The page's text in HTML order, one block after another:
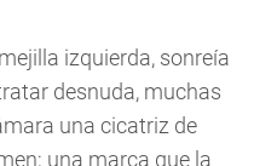
izquierda, sonreía
desnuda, muchas
una cicatriz de
una marca que la